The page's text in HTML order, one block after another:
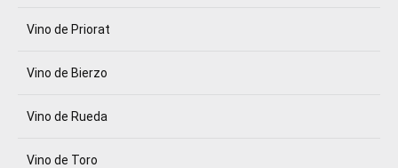
Vino de Priorat
Vino de Bierzo
Vino de Rueda
Vino de Toro